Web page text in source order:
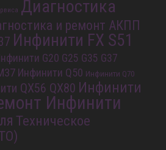
Диагностика
и ремонт АКПП
Инфинити FX S51
G20 G25 G35 G37
Инфинити Q50 Инфинити Q70
QX56 QX80 Инфинити
Инфинити
Техническое